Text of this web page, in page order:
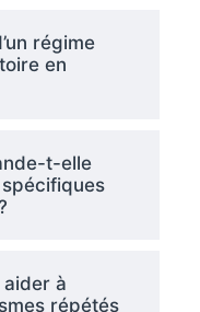
régime
en
t-elle
à
répétés